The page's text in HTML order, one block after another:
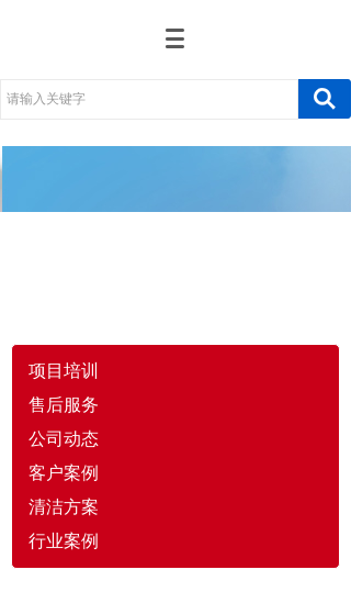
项目培训
售后服务
公司动态
客户案例
清洁方案
行业案例